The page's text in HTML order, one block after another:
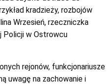
kradzieży, rozbojów
Wrzesień, rzeczniczka
Policji w Ostrowcu
rejonów, funkcjonariusze
uwagę na zachowanie i